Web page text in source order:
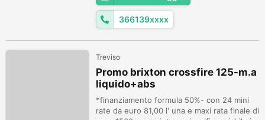
sentieri sconnessi, la Felsberg 125 è nata
pe...
366139xxxx
Treviso
Promo brixton crossfire 125-m.a
liquido+abs
*finanziamento formula 50%- con 24 mini
rate da euro 81,00 l' una e maxi rata finale di